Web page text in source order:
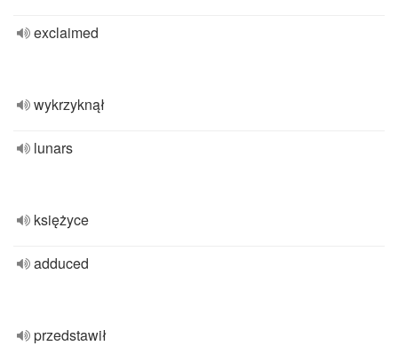
exclaimed
wykrzyknął
lunars
księżyce
adduced
przedstawił